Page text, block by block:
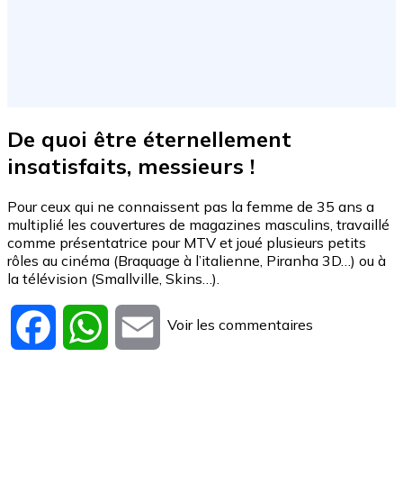
De quoi être éternellement
insatisfaits, messieurs !
Pour ceux qui ne connaissent pas la femme de 35 ans a
multiplié les couvertures de magazines masculins, travaillé
comme présentatrice pour MTV et joué plusieurs petits
rôles au cinéma (Braquage à l’italienne, Piranha 3D…) ou à
la télévision (Smallville, Skins…).
Facebook WhatsApp
Email
Voir les commentaires